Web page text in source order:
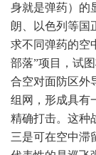
身就是弹药）的
朗、以色列等国
求不同弹药的空
部落”项目，试
合空对面防区外
组网，形成具有
精确打击。这种
三是可在空中滞